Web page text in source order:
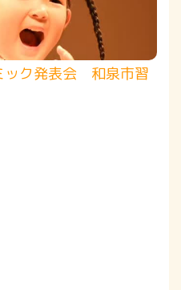
ック発表会 和泉市習